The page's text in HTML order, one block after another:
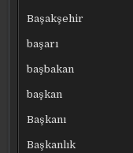
Başakşehir
başarı
başbakan
başkan
Başkanı
Başkanlık